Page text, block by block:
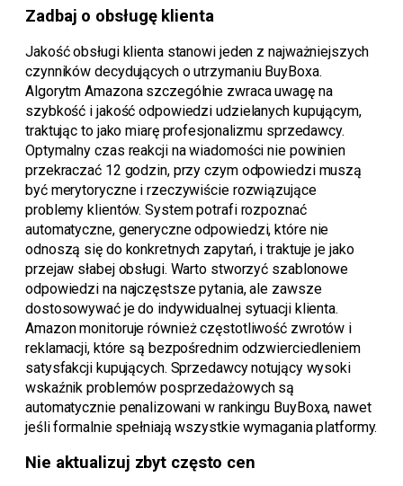
Zadbaj o obsługę klienta
Jakość obsługi klienta stanowi jeden z najważniejszych
czynników decydujących o utrzymaniu BuyBoxa.
Algorytm Amazona szczególnie zwraca uwagę na
szybkość i jakość odpowiedzi udzielanych kupującym,
traktując to jako miarę profesjonalizmu sprzedawcy.
Optymalny czas reakcji na wiadomości nie powinien
przekraczać 12 godzin, przy czym odpowiedzi muszą
być merytoryczne i rzeczywiście rozwiązujące
problemy klientów. System potrafi rozpoznać
automatyczne, generyczne odpowiedzi, które nie
odnoszą się do konkretnych zapytań, i traktuje je jako
przejaw słabej obsługi. Warto stworzyć szablonowe
odpowiedzi na najczęstsze pytania, ale zawsze
dostosowywać je do indywidualnej sytuacji klienta.
Amazon monitoruje również częstotliwość zwrotów i
reklamacji, które są bezpośrednim odzwierciedleniem
satysfakcji kupujących. Sprzedawcy notujący wysoki
wskaźnik problemów posprzedażowych są
automatycznie penalizowani w rankingu BuyBoxa, nawet
jeśli formalnie spełniają wszystkie wymagania platformy.
Nie aktualizuj zbyt często cen